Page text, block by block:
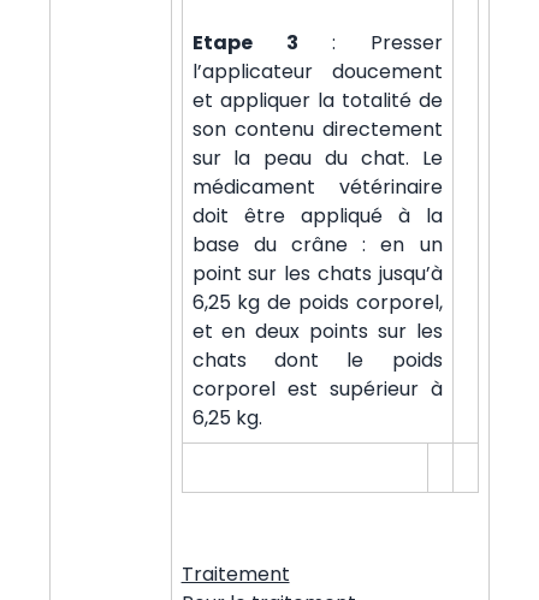
Etape 3:
Presser
l’applicateur doucement
et appliquer la totalité de
son contenu directement
sur la peau du chat. Le
médicament vétérinaire
doit être appliqué à la
base du crâne : en un
point sur les chats jusqu’à
6,25 kg de poids corporel,
et en deux points sur les
chats dont le poids
corporel est supérieur à
6,25 kg.
Traitement